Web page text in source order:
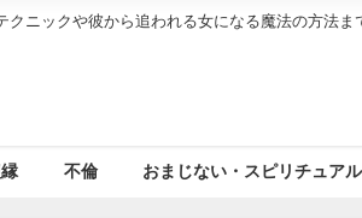
ニックや彼から追われる女になる魔法の方法
不倫 おまじない・スピリチュアル